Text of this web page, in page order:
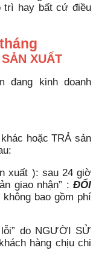
trì hay bất cứ điều
XUẤT
đang kinh doanh
hoặc TRẢ sản
xuất ): sau 24 giờ
giao nhận” : ĐỔI
bao gồm phí
lỗi” do NGƯỜI SỬ
hàng chịu chi